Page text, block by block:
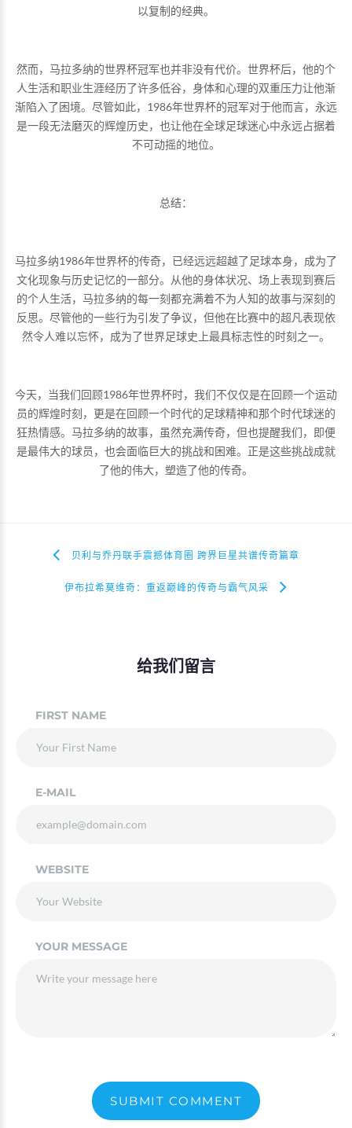
以复制的经典。
然而，马拉多纳的世界杯冠军也并非没有代价。世界杯后，他的个
人生活和职业生涯经历了许多低谷，身体和心理的双重压力让他渐
渐陷入了困境。尽管如此，1986年世界杯的冠军对于他而言，永远
是一段无法磨灭的辉煌历史，也让他在全球足球迷心中永远占据着
不可动摇的地位。
总结：
马拉多纳1986年世界杯的传奇，已经远远超越了足球本身，成为了
文化现象与历史记忆的一部分。从他的身体状况、场上表现到赛后
的个人生活，马拉多纳的每一刻都充满着不为人知的故事与深刻的
反思。尽管他的一些行为引发了争议，但他在比赛中的超凡表现依
然令人难以忘怀，成为了世界足球史上最具标志性的时刻之一。
今天，当我们回顾1986年世界杯时，我们不仅仅是在回顾一个运动
员的辉煌时刻，更是在回顾一个时代的足球精神和那个时代球迷的
狂热情感。马拉多纳的故事，虽然充满传奇，但也提醒我们，即便
是最伟大的球员，也会面临巨大的挑战和困难。正是这些挑战成就
了他的伟大，塑造了他的传奇。
贝利与乔丹联手震撼体育圈 跨界巨星共谱传奇篇章
伊布拉希莫维奇：重返巅峰的传奇与霸气风采
给我们留言
FIRST NAME
E-MAIL
WEBSITE
YOUR MESSAGE
SUBMIT COMMENT